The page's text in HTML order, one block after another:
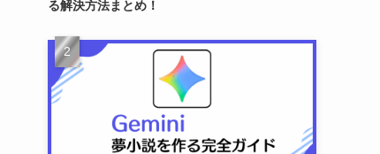
る解決方法まとめ！